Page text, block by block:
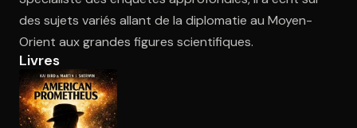
Ouvre l'app Appareil photo, pointe sur le code. C'est gratuit à
des sujets variés allant de la diplomatie au Moyen-
Orient aux grandes figures scientifiques.
Livres